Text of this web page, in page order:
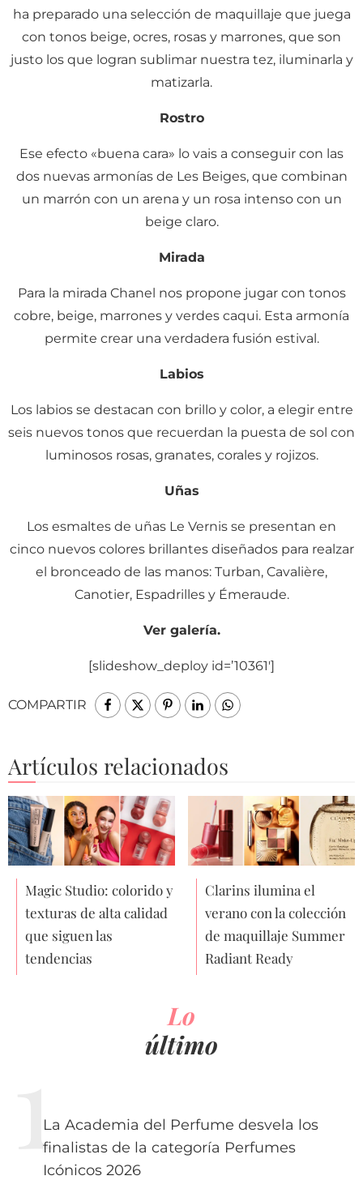
ha preparado una selección de maquillaje que juega
con tonos beige, ocres, rosas y marrones, que son
justo los que logran sublimar nuestra tez, iluminarla y
matizarla.
Rostro
Ese efecto «buena cara» lo vais a conseguir con las
dos nuevas armonías de Les Beiges, que combinan
un marrón con un arena y un rosa intenso con un
beige claro.
Mirada
Para la mirada Chanel nos propone jugar con tonos
cobre, beige, marrones y verdes caqui. Esta armonía
permite crear una verdadera fusión estival.
Labios
Los labios se destacan con brillo y color, a elegir entre
seis nuevos tonos que recuerdan la puesta de sol con
luminosos rosas, granates, corales y rojizos.
Uñas
Los esmaltes de uñas Le Vernis se presentan en
cinco nuevos colores brillantes diseñados para realzar
el bronceado de las manos: Turban, Cavalière,
Canotier, Espadrilles y Émeraude.
Ver galería.
[slideshow_deploy id=’10361′]
COMPARTIR
Artículos relacionados
Magic Studio: colorido y
texturas de alta calidad
que siguen las
tendencias
Clarins ilumina el
verano con la colección
de maquillaje Summer
Radiant Ready
Lo
último
La Academia del Perfume desvela los
finalistas de la categoría Perfumes
Icónicos 2026